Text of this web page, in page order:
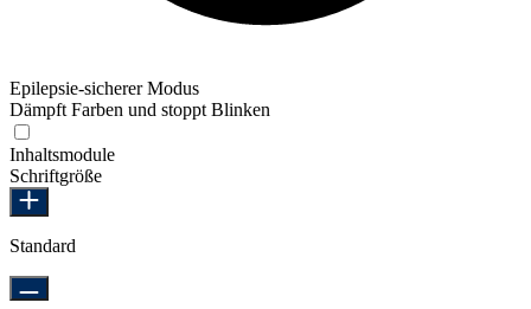
Epilepsie-sicherer Modus
Dämpft Farben und stoppt Blinken
Inhaltsmodule
Schriftgröße
Standard